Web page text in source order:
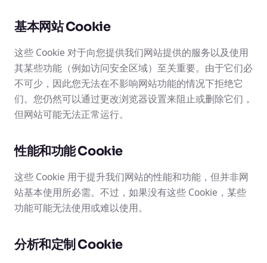
基本网站 Cookie
这些 Cookie 对于向您提供我们网站提供的服务以及使用
其某些功能（例如访问安全区域）至关重要。由于它们必
不可少，因此您无法在不影响网站功能的情况下拒绝它
们。您仍然可以通过更改浏览器设置来阻止或删除它们，
但网站可能无法正常运行。
性能和功能 Cookie
这些 Cookie 用于提升我们网站的性能和功能，但并非网
站基本使用所必需。不过，如果没有这些 Cookie，某些
功能可能无法使用或难以使用。
分析和定制 Cookie